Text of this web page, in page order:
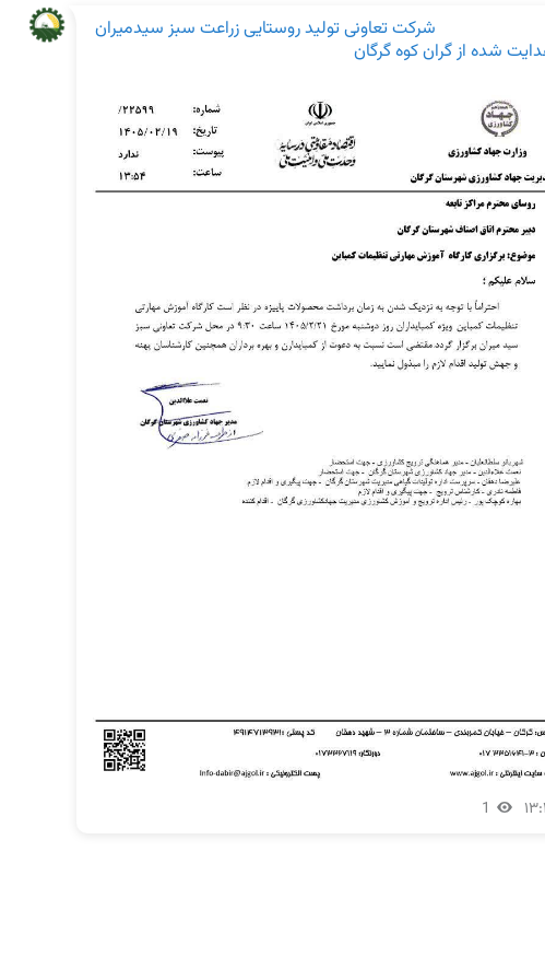
شرکت تعاونی تولید روستایی زراعت سبز سیدمیران
شده ازگران کوه گرگان
1